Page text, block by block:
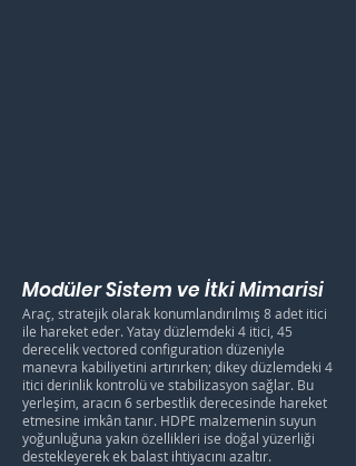
Modüler Sistem ve İtki Mimarisi
Araç, stratejik olarak konumlandırılmış 8 adet itici
ile hareket eder. Yatay düzlemdeki 4 itici, 45
derecelik vectored configuration düzeniyle
manevra kabiliyetini artırırken; dikey düzlemdeki 4
itici derinlik kontrolü ve stabilizasyon sağlar. Bu
yerleşim, aracın 6 serbestlik derecesinde hareket
etmesine imkân tanır. HDPE malzemenin suyun
yoğunluğuna yakın özellikleri ise doğal yüzerliği
destekleyerek ek balast ihtiyacını azaltır.